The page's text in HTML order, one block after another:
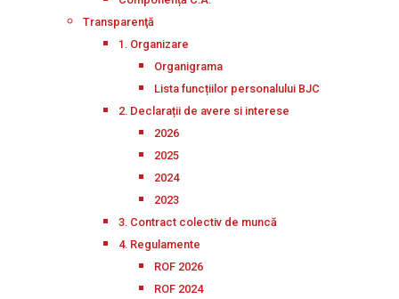
Transparenţă
1. Organizare
Organigrama
Lista funcțiilor personalului BJC
2. Declarații de avere si interese
2026
2025
2024
2023
3. Contract colectiv de muncă
4. Regulamente
ROF 2026
ROF 2024